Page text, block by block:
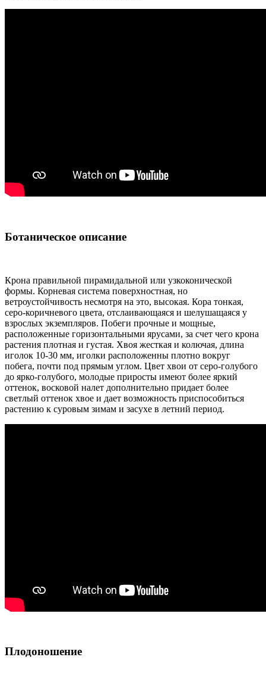
Ботаническое описание
Крона правильной пирамидальной или узкоконической
формы. Корневая система поверхностная, но
ветроустойчивость несмотря на это, высокая. Кора тонкая,
серо-коричневого цвета, отслаивающаяся и шелушащаяся у
взрослых экземпляров. Побеги прочные и мощные,
расположенные горизонтальными ярусами, за счет чего крона
растения плотная и густая. Хвоя жесткая и колючая, длина
иголок 10-30 мм, иголки расположенны плотно вокруг
побега, почти под прямым углом. Цвет хвои от серо-голубого
до ярко-голубого, молодые приросты имеют более яркий
оттенок, восковой налет дополнительно придает более
светлый оттенок хвое и дает возможность приспособиться
растению к суровым зимам и засухе в летний период.
Плодоношение